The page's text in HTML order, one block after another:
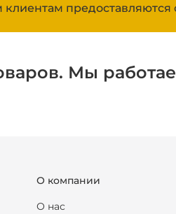
клиентам предоставляются
Мы
О компании
О нас